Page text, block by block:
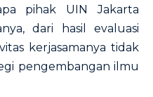
pihak UIN Jakarta
dari hasil evaluasi
kerjasamanya tidak
pengembangan ilmu